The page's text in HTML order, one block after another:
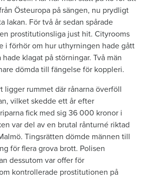
Östeuropa på sängen, nu prydligt
lakan. För två år sedan spårade
prostitutionsliga just hit. Cityrooms
i förhör om hur uthyrningen hade gått
klagat på störningar. Två män
dömda till fängelse för koppleri.
ligger rummet där rånarna överföll
vilket skedde ett år efter
fick med sig 36 000 kronor i
var del av en brutal rånturné riktad
Tingsrätten dömde männen till
för flera grova brott. Polisen
dessutom var offer för
kontrollerade prostitutionen på